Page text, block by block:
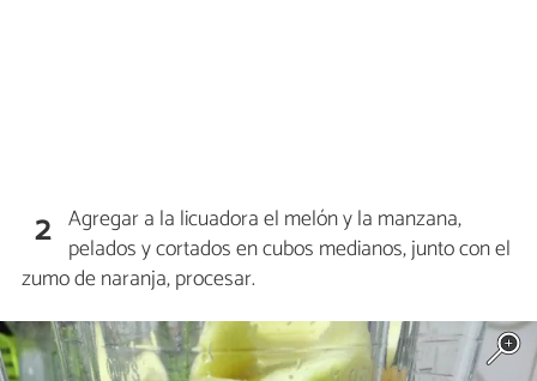
2 Agregar a la licuadora el melón y la manzana,
pelados y cortados en cubos medianos, junto con el
zumo de naranja, procesar.